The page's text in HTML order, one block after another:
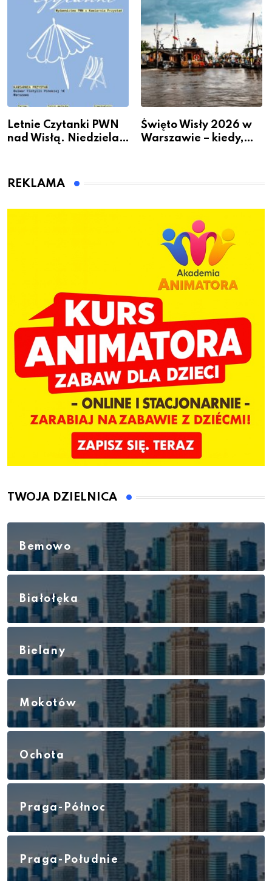
Letnie Czytanki PWN
nad Wisłą. Niedziela z
Święto Wisły 2026 w
Warszawie – kiedy,
REKLAMA
TWOJA DZIELNICA
Bemowo
Białołęka
Bielany
Mokotów
Ochota
Praga-Północ
Praga-Południe